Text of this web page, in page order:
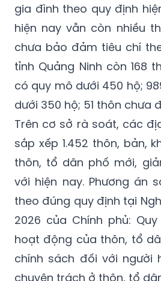
gia đình theo quy định
hiện nay vẫn còn nhiều
chưa bảo đảm tiêu chí
tỉnh Quảng Ninh còn 168
có quy mô dưới 450 hộ;
dưới 350 hộ; 51 thôn chưa
Trên cơ sở rà soát, các
sắp xếp 1.452 thôn, bản,
thôn, tổ dân phố mới,
với hiện nay. Phương án
theo đúng quy định tại
2026 của Chính phủ:
hoạt động của thôn, tổ
chính sách đối với người
chuyên trách ở thôn, tổ